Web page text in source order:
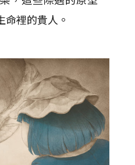
裡的貴人。